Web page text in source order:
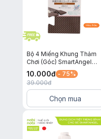
Bộ 4 Miếng Khung Thảm
Chơi (Góc) SmartAngel
(Màu Nâu)
10.000đ - 75%
39.000đ
Chọn mua